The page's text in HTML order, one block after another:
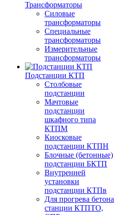
Трансформаторы
Силовые
трансформаторы
Специальные
трансформаторы
Измерительные
трансформаторы
Подстанции КТП
Столбовые
подстанции
Мачтовые
подстанции
шкафного типа
КТПМ
Киосковые
подстанции КТПН
Блочные (бетонные)
подстанции БКТП
Внутренней
установки
подстанции КТПв
Для прогрева бетона
станции КТПТО,